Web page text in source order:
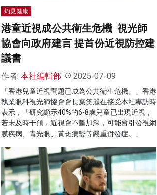
灼見健康
港童近視成公共衛生危機 視光師
協會向政府建言 提首份近視防控建
議書
作者: 本社編輯部 2025-07-09
「香港兒童近視問題已成為公共衛生危機。」香港
執業眼科視光師協會會長葉笑麗在接受本社專訪時
表示，「研究顯示40%的6-8歲兒童已出現近視，
若未及時干預，近視會不斷加深，可能會引發視網
膜疾病、青光眼、黃斑病變等嚴重併發症。」